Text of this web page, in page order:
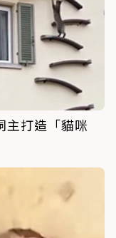
主打造「貓咪